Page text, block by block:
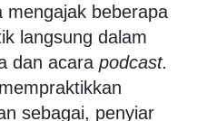
mengajak beberapa
langsung dalam
dan acara podcast.
sebagai, penyiar